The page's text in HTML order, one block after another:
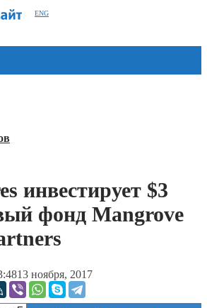
ENG
инвестирует $3
фонд Mangrove
13 ноября, 2017